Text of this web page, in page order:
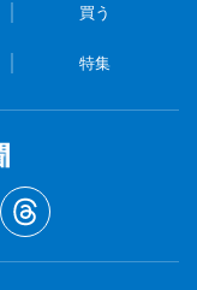
買う
特集